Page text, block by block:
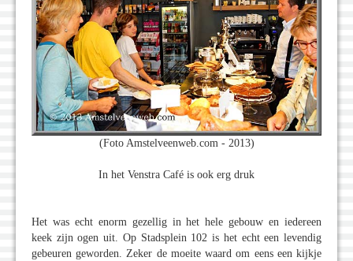
(Foto Amstelveenweb.com - 2013)
In het Venstra Café is ook erg druk
Het was echt enorm gezellig in het hele gebouw en iedereen
keek zijn ogen uit. Op Stadsplein 102 is het echt een levendig
gebeuren geworden. Zeker de moeite waard om eens een kijkje